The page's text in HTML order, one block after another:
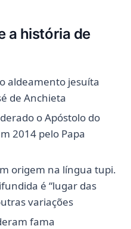
a história de
aldeamento jesuíta
de Anchieta
o Apóstolo do
2014 pelo Papa
origem na língua tupi.
é “lugar das
variações
fama